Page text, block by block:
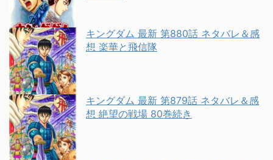
キングダム 最新 第880話 ネタバレ＆感
想 楽華と飛信隊
キングダム 最新 第879話 ネタバレ＆感
想 絶望の戦場 80巻続き